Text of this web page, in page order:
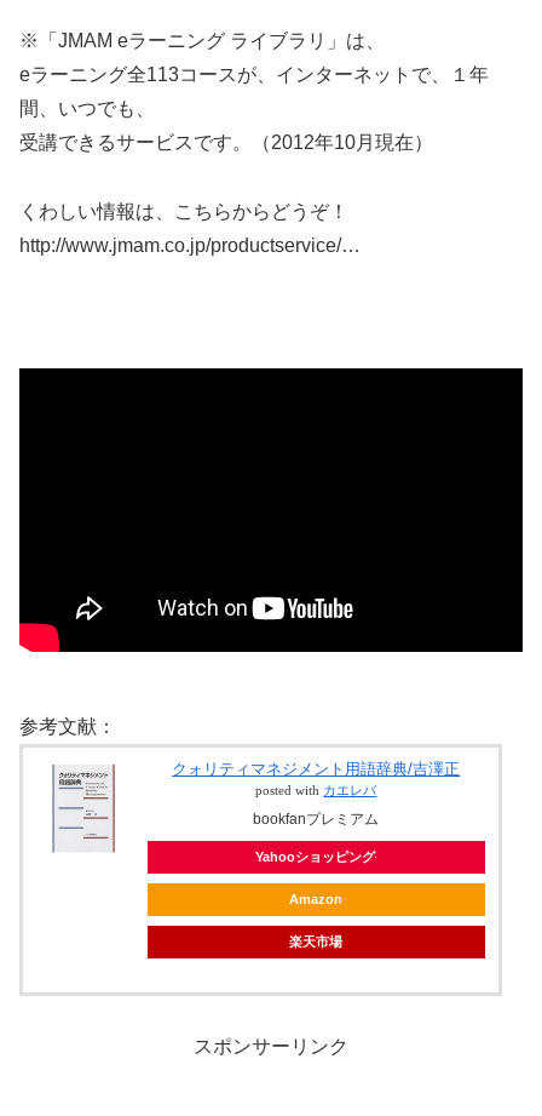
※「JMAM eラーニング ライブラリ」は、
eラーニング全113コースが、インターネットで、１年
間、いつでも、
受講できるサービスです。（2012年10月現在）
くわしい情報は、こちらからどうぞ！
http://www.jmam.co.jp/productservice/…
参考文献：
クォリティマネジメント用語辞典/吉澤正
posted with カエレバ
bookfanプレミアム
Yahooショッピング
Amazon
楽天市場
スポンサーリンク